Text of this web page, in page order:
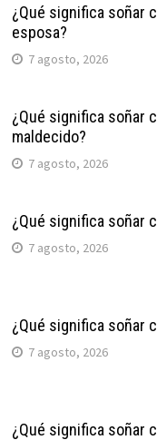
¿Qué significa soñar
esposa?
7 agosto, 2026
¿Qué significa soñar
maldecido?
7 agosto, 2026
¿Qué significa soñar
7 agosto, 2026
¿Qué significa soñar
7 agosto, 2026
¿Qué significa soñar